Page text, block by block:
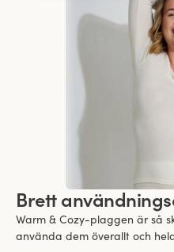
Brett
Warm & Cozy-plaggen är så
använda dem överallt och